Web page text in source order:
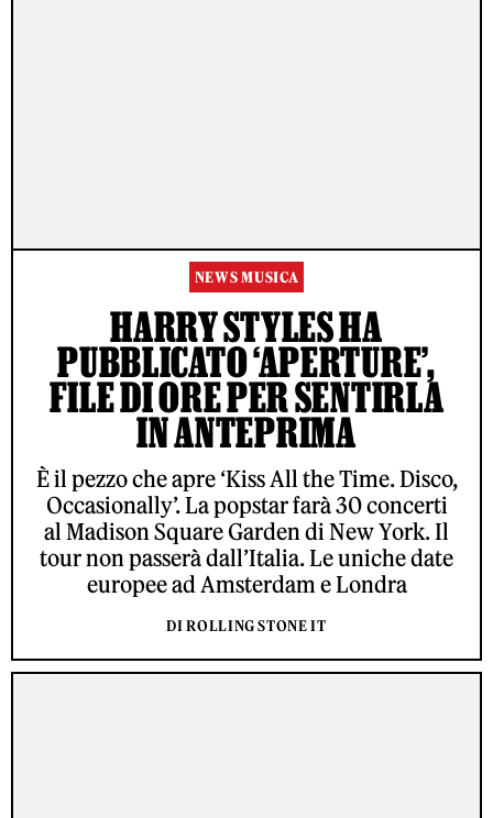
NEWS MUSICA
HARRY STYLES HA
PUBBLICATO ‘APERTURE’,
FILE DI ORE PER SENTIRLA
IN ANTEPRIMA
È il pezzo che apre ‘Kiss All the Time. Disco,
Occasionally’. La popstar farà 30 concerti
al Madison Square Garden di New York. Il
tour non passerà dall’Italia. Le uniche date
europee ad Amsterdam e Londra
DI ROLLING STONE IT